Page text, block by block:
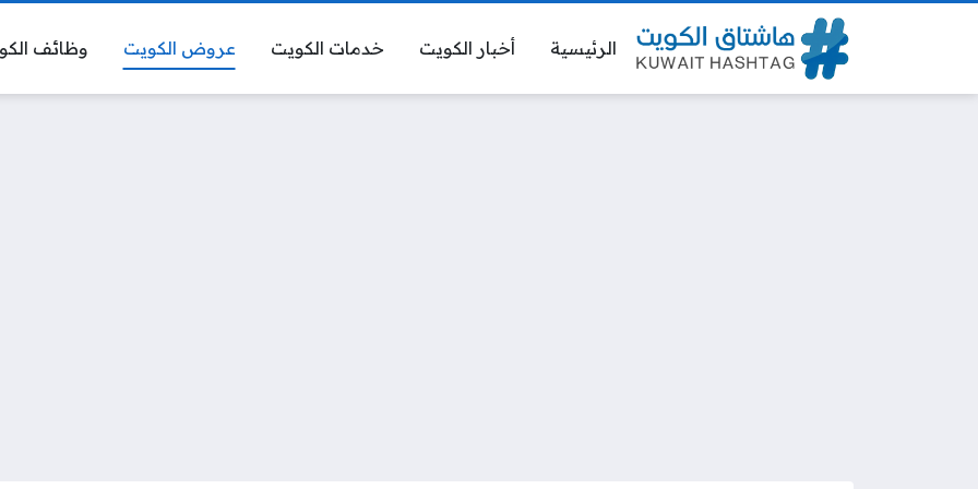
الرئيسية أخبار الكويت خدمات الكويت عروض الكويت وظائف